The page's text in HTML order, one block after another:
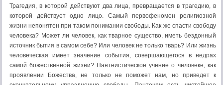
Трагедия, в которой действуют два лица, превращается в трагедию, в
которой действует одно лицо. Самый первофеномен религиозной
жизни непонятен при таком понимании свободы. Как же спасти свободу
человека? Может ли человек, как тварное существо, иметь бездонный
источник бытия в самом себе? Или человек не только тварь? Или жизнь
человеческая имеет значение события, совершающегося в недрах
самой божественной жизни? Пантеистическое учение о человеке, как
проявлении Божества, не только не поможет нам, но приведет к